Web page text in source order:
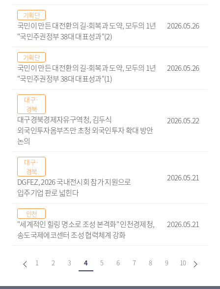
기획단
국민이 만든 대전환의 길-회복과 도약, 모두의 1년
"국민주권정부 38대 대표성과"(2)
2026.05.26
기획단
국민이 만든 대전환의 길-회복과 도약, 모두의 1년
"국민주권정부 38대 대표성과"(1)
2026.05.26
대구·
경북
대구경북경제자유구역청, 김두식
외국인투자옴부즈만 초청 외국인투자 확대 방안
논의
2026.05.22
대구·
경북
DGFEZ, 2026 국내전시회 참가 지원으로
입주기업 판로 넓힌다
2026.05.21
인천
"세계적인 힐링 명소로 조성 본격화" 인천경제청,
송도국제에코센터 조성 협력체계 강화
2026.05.21
1 2 3 4 5 6 7 8 9 10